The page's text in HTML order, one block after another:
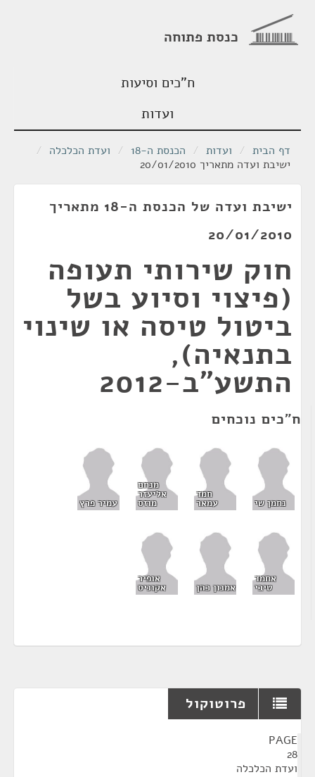
כנסת פתוחה
ח"כים וסיעות
ועדות
דף הבית / ועדות / הכנסת ה-18 / ועדת הכלכלה /
ישיבת ועדה מתאריך 20/01/2010
ישיבת ועדה של הכנסת ה-18 מתאריך
20/01/2010
חוק שירותי תעופה
(פיצוי וסיוע בשל
ביטול טיסה או שינוי
בתנאיה),
התשע"ב-2012
ח"כים נוכחים
נחמן שי
חמד
עמאר
מנחם
אליעזר
מוזס עמיר פרץ
אחמד
טיבי אמנון כהן
אופיר
אקוניס
פרוטוקול
PAGE
28
ועדת הכלכלה